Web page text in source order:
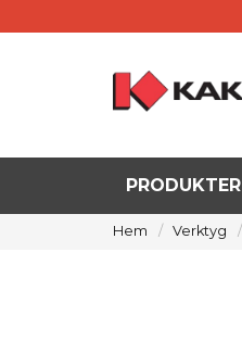
PRODUKTER
Hem Verktyg